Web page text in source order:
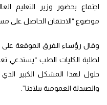
اجتماع بحضور وزير التعليم
موضوع “الاحتقان الحاصل على
وقال رؤساء الفرق الموقعة على
لطلبة الكليات الطب “يستدعي
حلول لهذا المشكل الكبير
والصيدلة العمومية ببلادنا”.